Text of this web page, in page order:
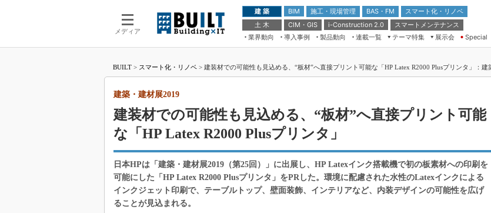
メディア
建 築 BIM 施工・現場管理 BAS・FM
スマート化・リノベ
土 木
CIM・GIS i-Construction 2.0
スマートメンテナンス
業界動向
導入事例 製品動向 連載一覧
テーマ特集
ドローンがもたらす建設業界の“ゲー
ムチェンジ” Ver.2.0
“Society5.0”時代のスマートビル
VR／ARが描くモノづくりのミライ
展示会
第8回 国際 建設・測量展
築・土木・不動産の先端技術展－
Japan Drone 2023
メンテナンス・レジリエンスOSAKA
日本 ものづくりワールド 2020
メンテナンス・レジリエンスTOKYO
Special
BUILT > スマート化・リノベ > 建装材での可能性も見込める、“板材”へ直接プリント可能な「HP Latex R2000 Plusプリンタ」：建
建装材での可能性も見込める、“板材”へ直接プリント可能
な「HP Latex R2000 Plusプリンタ」
建築・建材展2019
日本HPは「建築・建材展2019（第25回）」に出展し、HP Latexインク搭載機で初の板素材への印刷を
可能にした「HP Latex R2000 Plusプリンタ」をPRした。環境に配慮された水性のLatexインクによる
インクジェット印刷で、テーブルトップ、壁面装飾、インテリアなど、内装デザインの可能性を広げ
ることが見込まれる。